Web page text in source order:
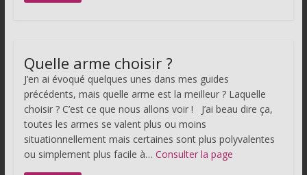
Quelle arme choisir ?
J’en ai évoqué quelques unes dans mes guides
précédents, mais quelle arme est la meilleur ? Laquelle
choisir ? C’est ce que nous allons voir ! J’ai beau dire ça,
toutes les armes se valent plus ou moins
situationnellement mais certaines sont plus polyvalentes
ou simplement plus facile à… Consulter la page